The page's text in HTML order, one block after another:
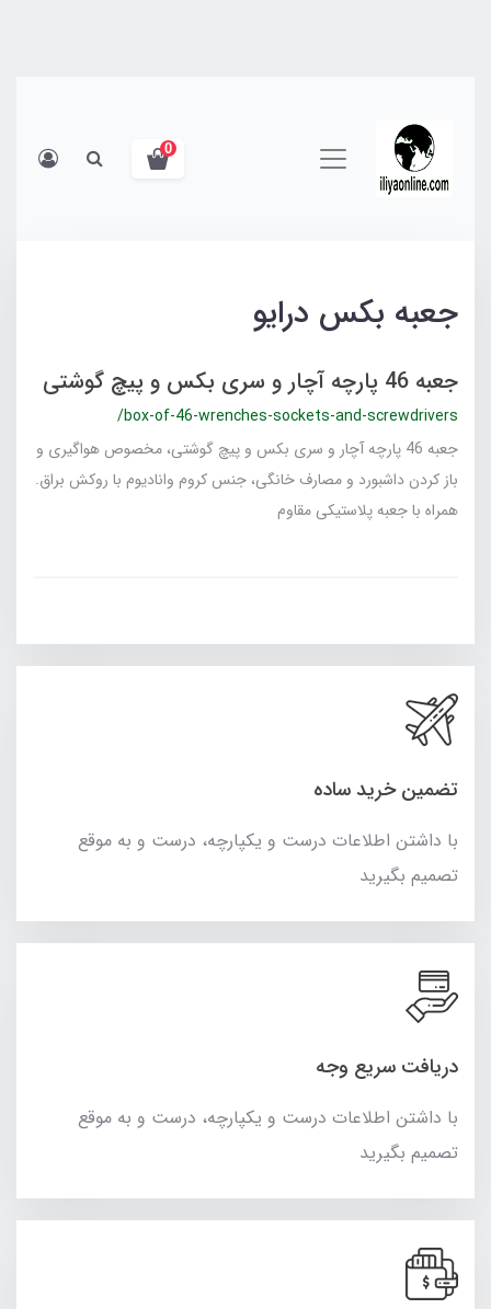
0
جعبه بکس درایو
جعبه 46 پارچه آچار و سری بکس و پیچ گوشتی
/box-of-46-wrenches-sockets-and-screwdrivers
جعبه 46 پارچه آچار و سری بکس و پیچ گوشتی، مخصوص هواگیری و
باز کردن داشبورد و مصارف خانگی، جنس کروم وانادیوم با روکش براق.
همراه با جعبه پلاستیکی مقاوم
تضمین خرید ساده
با داشتن اطلاعات درست و یکپارچه، درست و به موقع
تصمیم بگیرید
دریافت سریع وجه
با داشتن اطلاعات درست و یکپارچه، درست و به موقع
تصمیم بگیرید